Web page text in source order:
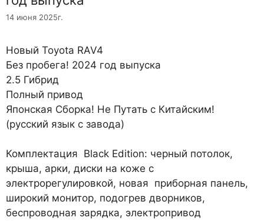
14 июня 2025г.
Новый Toyota RAV4
Без пробега! 2024 год выпуска
2.5 Гибрид
Полный привод
Японская Сборка! Не Путать с Китайским!
(русский язык с завода)
Комплектация Black Edition: черный потолок,
крыша, арки, диски на коже с
электрорегулировкой, новая приборная панель,
широкий монитор, подогрев дворников,
беспроводная зарядка, электропривод